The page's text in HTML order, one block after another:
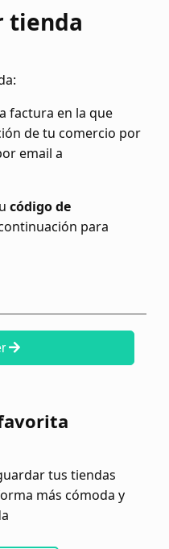
tienda
factura en la que
de tu comercio por
email a
código de
para
tus tiendas
más cómoda y